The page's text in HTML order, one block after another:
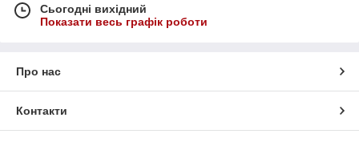
Сьогодні вихідний
Показати весь графік роботи
Про нас
Контакти